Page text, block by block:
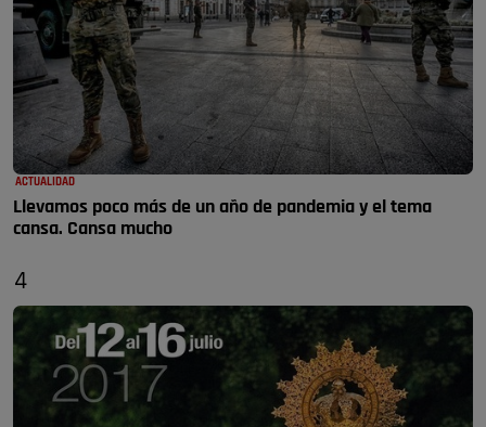
ACTUALIDAD
Llevamos poco más de un año de pandemia y el tema
cansa. Cansa mucho
4